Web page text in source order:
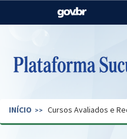
Casa Civil
Pecuária e
Secretaria de Governo
INÍCIO Cursos Avaliados e